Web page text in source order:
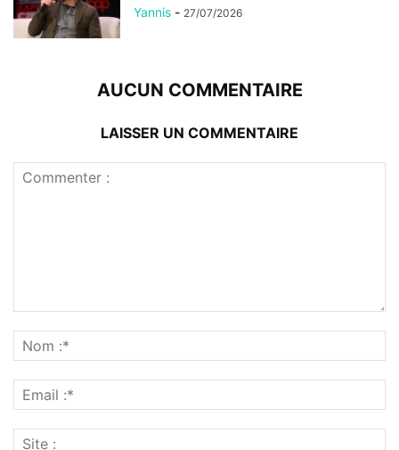
Yannis - 27/07/2026
AUCUN COMMENTAIRE
LAISSER UN COMMENTAIRE